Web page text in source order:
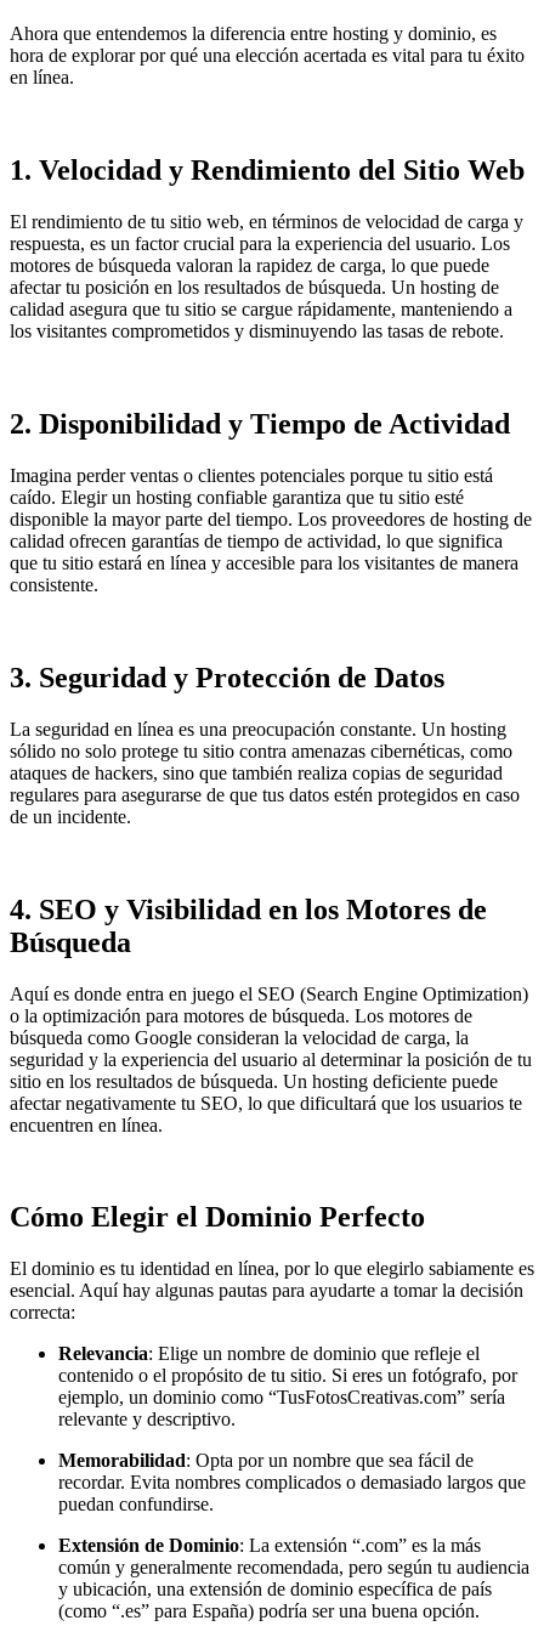
Ahora que entendemos la diferencia entre hosting y dominio, es
hora de explorar por qué una elección acertada es vital para tu éxito
en línea.
1. Velocidad y Rendimiento del Sitio Web
El rendimiento de tu sitio web, en términos de velocidad de carga y
respuesta, es un factor crucial para la experiencia del usuario. Los
motores de búsqueda valoran la rapidez de carga, lo que puede
afectar tu posición en los resultados de búsqueda. Un hosting de
calidad asegura que tu sitio se cargue rápidamente, manteniendo a
los visitantes comprometidos y disminuyendo las tasas de rebote.
2. Disponibilidad y Tiempo de Actividad
Imagina perder ventas o clientes potenciales porque tu sitio está
caído. Elegir un hosting confiable garantiza que tu sitio esté
disponible la mayor parte del tiempo. Los proveedores de hosting de
calidad ofrecen garantías de tiempo de actividad, lo que significa
que tu sitio estará en línea y accesible para los visitantes de manera
consistente.
3. Seguridad y Protección de Datos
La seguridad en línea es una preocupación constante. Un hosting
sólido no solo protege tu sitio contra amenazas cibernéticas, como
ataques de hackers, sino que también realiza copias de seguridad
regulares para asegurarse de que tus datos estén protegidos en caso
de un incidente.
4. SEO y Visibilidad en los Motores de
Búsqueda
Aquí es donde entra en juego el SEO (Search Engine Optimization)
o la optimización para motores de búsqueda. Los motores de
búsqueda como Google consideran la velocidad de carga, la
seguridad y la experiencia del usuario al determinar la posición de tu
sitio en los resultados de búsqueda. Un hosting deficiente puede
afectar negativamente tu SEO, lo que dificultará que los usuarios te
encuentren en línea.
Cómo Elegir el Dominio Perfecto
El dominio es tu identidad en línea, por lo que elegirlo sabiamente es
esencial. Aquí hay algunas pautas para ayudarte a tomar la decisión
correcta:
Relevancia: Elige un nombre de dominio que refleje el
contenido o el propósito de tu sitio. Si eres un fotógrafo, por
ejemplo, un dominio como “TusFotosCreativas.com” sería
relevante y descriptivo.
Memorabilidad: Opta por un nombre que sea fácil de
recordar. Evita nombres complicados o demasiado largos que
puedan confundirse.
Extensión de Dominio: La extensión “.com” es la más
común y generalmente recomendada, pero según tu audiencia
y ubicación, una extensión de dominio específica de país
(como “.es” para España) podría ser una buena opción.